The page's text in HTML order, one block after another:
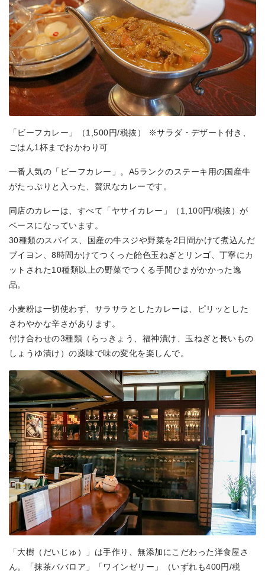
「ビーフカレー」（1,500円/税抜） ※サラダ・デザート付き、
ごはん1杯までおかわり可
一番人気の「ビーフカレー」。A5ランクのステーキ用の国産牛
がたっぷりと入った、贅沢なカレーです。
同店のカレーは、すべて「ヤサイカレー」（1,100円/税抜）が
ベースになっています。
30種類のスパイス、国産の牛スジや野菜を2日間かけて煮込んだ
ブイヨン、8時間かけてつくった飴色玉ねぎとリンゴ、丁寧にカ
ットされた10種類以上の野菜でつくる手間ひまがかかった逸
品。
小麦粉は一切使わず、サラサラとしたカレーは、ピリッとした
さわやかな辛さがあります。
付け合わせの3種類（らっきょう、福神漬け、玉ねぎと長いもの
しょうゆ漬け）の薬味で味の変化を楽しんで。
「大樹（だいじゅ）」は手作り、無添加にこだわった洋食屋さ
ん。「抹茶ババロア」「ワインゼリー」（いずれも400円/税